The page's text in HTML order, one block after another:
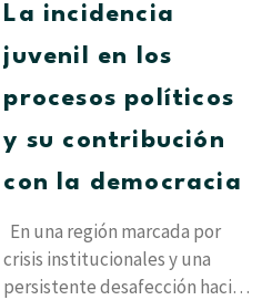
democracia
La incidencia
juvenil en los
procesos políticos
y su contribución
con la democracia
En una región marcada por
crisis institucionales y una
persistente desafección hacia